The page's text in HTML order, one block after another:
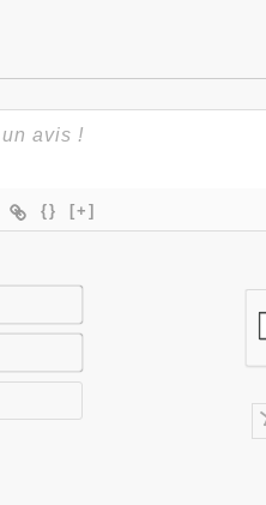
{} [+]
mail*